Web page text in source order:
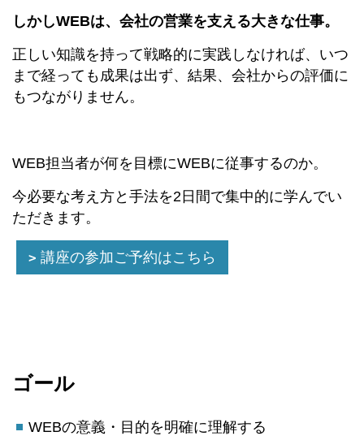
しかしWEBは、会社の営業を支える大きな仕事。
正しい知識を持って戦略的に実践しなければ、いつ
まで経っても成果は出ず、結果、会社からの評価に
もつながりません。
WEB担当者が何を目標にWEBに従事するのか。
今必要な考え方と手法を2日間で集中的に学んでい
ただきます。
講座の参加ご予約はこちら
ゴール
WEBの意義・目的を明確に理解する